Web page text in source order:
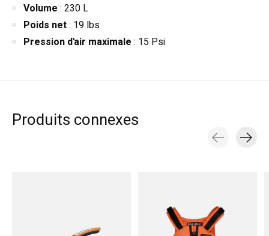
Volume : 230 L
Poids net: 19 lbs
Pression d'air maximale : 15 Psi
Produits connexes